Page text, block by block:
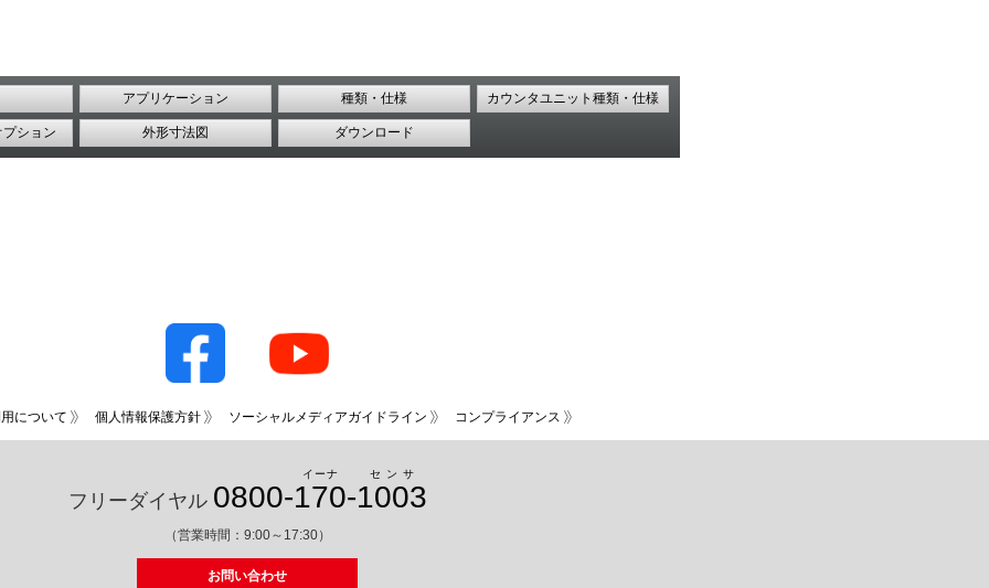
アプリケーション 種類・仕様 カウンタユニット種類・仕様
ション 外形寸法図 ダウンロード
について 個人情報保護方針 ソーシャルメディアガイドライン コンプライアンス
フリーダイヤル 0800-170
イーナ
-1003
センサ
（営業時間：9:00～17:30）
お問い合わせ